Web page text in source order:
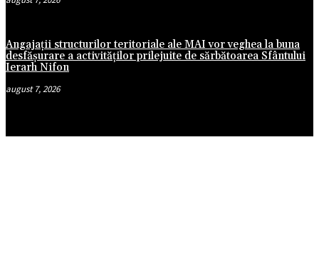
Angajații structurilor teritoriale ale MAI vor veghea la buna
desfășurare a activităților prilejuite de sărbătoarea Sfântului
Ierarh Nifon
august 7, 2026